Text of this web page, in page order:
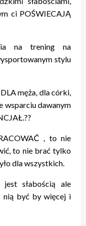
ci POŚWIECAJĄ
na trening na
stylu
męża, dla córki,
wsparciu dawanym
, to nie
to nie brać tylko
dla wszystkich.
słabością ale
nią być by więcej i